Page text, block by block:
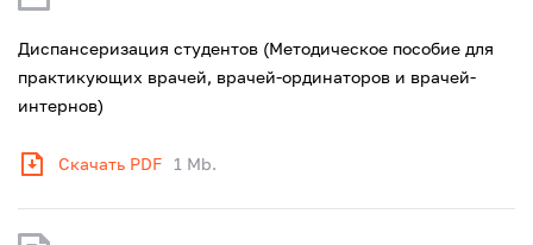
Диспансеризация студентов (Методическое пособие для
практикующих врачей, врачей-ординаторов и врачей-
интернов)
Скачать PDF 1 Mb.